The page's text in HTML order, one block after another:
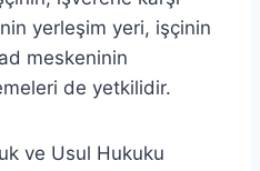
yerleşim yeri, işçinin
meskeninin
de yetkilidir.
ve Usul Hukuku